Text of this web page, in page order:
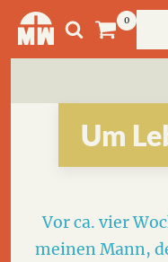
Um
Vor ca. vier
meinen Mann,